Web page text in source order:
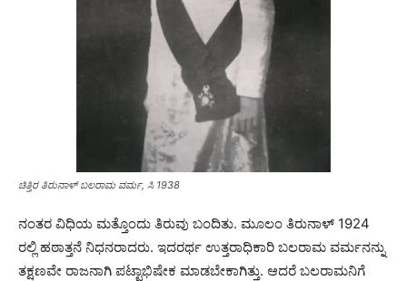
ಚಿತ್ತಿರ ತಿರುನಾಳ್ ಬಲರಾಮ ವರ್ಮ, ಸಿ 1938
ನಂತರ ವಿಧಿಯ ಮತ್ತೊಂದು ತಿರುವು ಬಂದಿತು. ಮೂಲಂ ತಿರುನಾಳ್ 1924
ರಲ್ಲಿ ಹಠಾತ್ತನೆ ನಿಧನರಾದರು. ಇದರರ್ಥ ಉತ್ತರಾಧಿಕಾರಿ ಬಲರಾಮ ವರ್ಮನನ್ನು
ತಕ್ಷಣವೇ ರಾಜನಾಗಿ ಪಟ್ಟಾಭಿಷೇಕ ಮಾಡಬೇಕಾಗಿತ್ತು. ಆದರೆ ಬಲರಾಮನಿಗೆ